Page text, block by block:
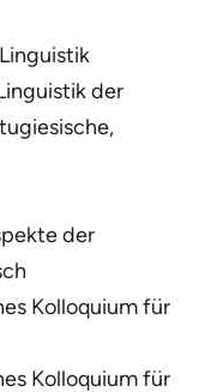
der
der
Kolloquium für
Kolloquium für